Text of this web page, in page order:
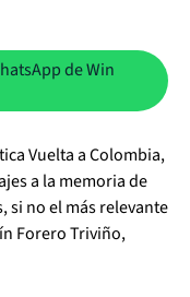
de Win
Vuelta a Colombia,
a la memoria de
si no el más relevante
Forero Triviño,